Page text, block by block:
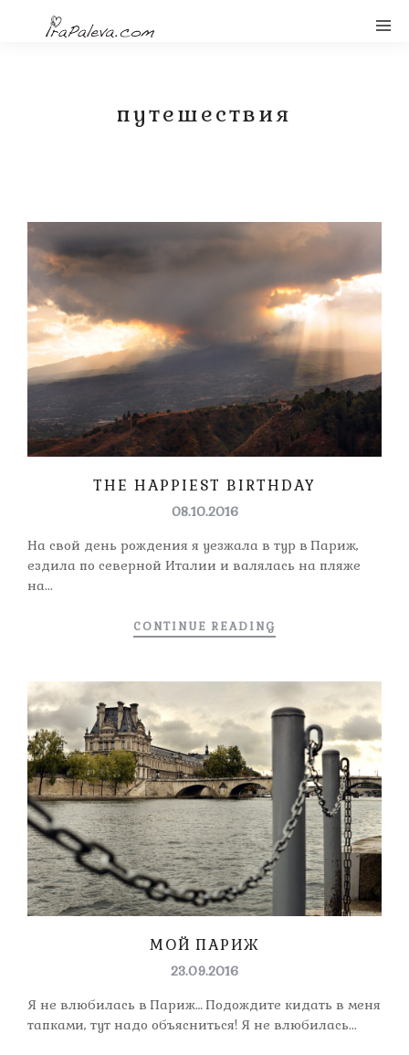
путешествия
THE HAPPIEST BIRTHDAY
08.10.2016
На свой день рождения я уезжала в тур в Париж,
ездила по северной Италии и валялась на пляже
на...
CONTINUE READING
МОЙ ПАРИЖ
23.09.2016
Я не влюбилась в Париж… Подождите кидать в меня
тапками, тут надо объясниться! Я не влюбилась...